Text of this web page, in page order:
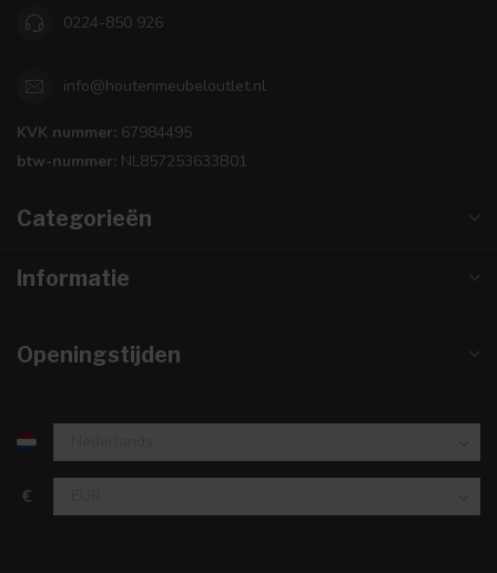
0224-850 926
info@houtenmeubeloutlet.nl
KVK nummer: 67984495
btw-nummer: NL857253633B01
Categorieën
Informatie
Openingstijden
€